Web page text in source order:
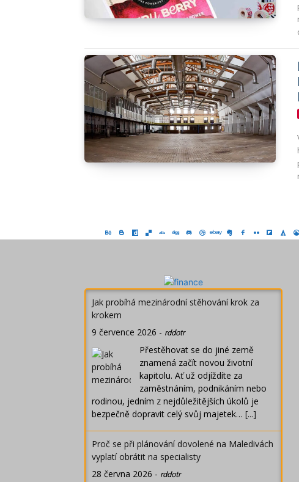
Jak probíhá mezinárodní stěhování krok za
krokem
9 července 2026 - rddotr
Přestěhovat se do jiné země
znamená začít novou životní
kapitolu. Ať už odjíždíte za
zaměstnáním, podnikáním nebo
rodinou, jedním z nejdůležitějších úkolů je
bezpečně dopravit celý svůj majetek… [...]
Proč se při plánování dovolené na Maledivách
vyplatí obrátit na specialisty
28 června 2026 - rddotr